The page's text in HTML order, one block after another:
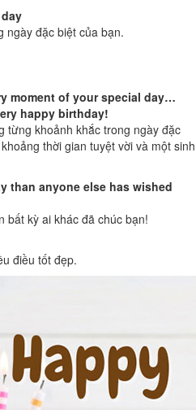
ngày đặc biệt của bạn.
moment of your special day…
happy birthday!
từng khoảnh khắc trong ngày đặc
thời gian tuyệt vời và một sinh
than anyone else has wished
bất kỳ ai khác đã chúc bạn!
điều tốt đẹp.